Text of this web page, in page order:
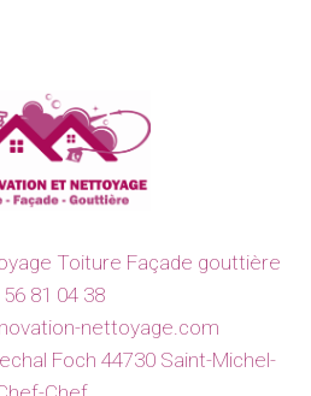
Toiture Façade gouttière
56 81 04 38
nettoyage.com
Foch 44730 Saint-Michel-